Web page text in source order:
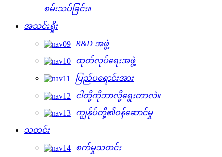
စမ်းသပ်ခြင်း။
အသင်းရှိုး
R&D အဖွဲ့
ထုတ်လုပ်ရေးအဖွဲ့
ပြည်ပရောင်းအား
ငါတို့ကိုဘာလို့ရွေးတာလဲ။
ကျွန်ုပ်တို့၏ဝန်ဆောင်မှု
သတင်း
စက်မှုသတင်း